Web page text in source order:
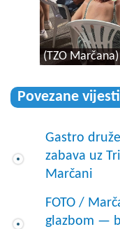
(TZO Marčana)
Povezane vijesti
Gastro
zabava uz
Marčani
FOTO /
glazbom —